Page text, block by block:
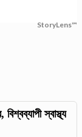
StoryLens™
বিশ্বব্যাপী স্বাস্থ্য